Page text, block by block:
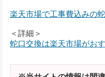
楽天市場で工事費込みの
＜詳細＞
蛇口交換は楽天市場がお